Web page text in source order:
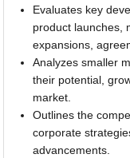
Evaluates key
product launches,
expansions,
Analyzes smaller
their potential,
market.
Outlines the
corporate
advancements.